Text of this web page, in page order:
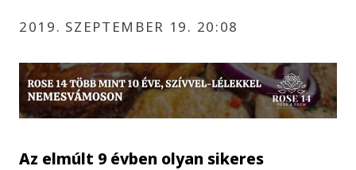
2019. SZEPTEMBER 19. 20:08
Az elmúlt 9 évben olyan sikeres